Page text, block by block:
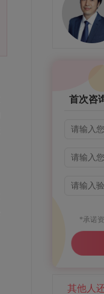
首次咨
*承诺
其他人